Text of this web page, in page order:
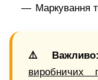
Маркування
⚠️ Важливо:
виробничих